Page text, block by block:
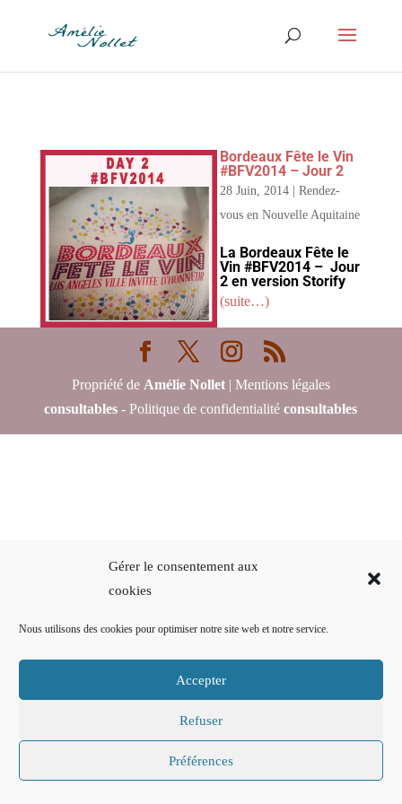
Gérer le consentement aux
cookies
Nous utilisons des cookies pour optimiser notre site web et notre service.
Accepter
Refuser
Préférences
Bordeaux Fête le Vin
#BFV2014 – Jour 2
28 Juin, 2014 |Rendez-
vous en Nouvelle Aquitaine
La Bordeaux Fête le
Vin #BFV2014 – Jour
2 en version Storify
(suite…)
Propriété de Amélie Nollet| Mentions légales
consultables - Politique de confidentialitéconsultables